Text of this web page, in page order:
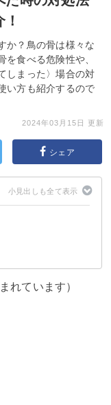
か？鳥の骨は様々な
食べる危険性や、
しまった〉場合の対
い方も紹介するので
2024年03月15日 更新
シェア
れています）